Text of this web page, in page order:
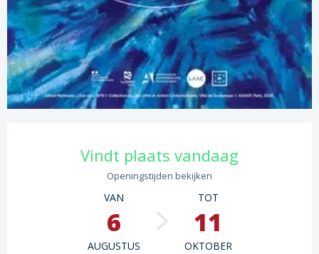
Openingstijden en
Vindt plaats vandaag
Openingstijden bekijken
VAN
6
AUGUSTUS
TOT
11
OKTOBER